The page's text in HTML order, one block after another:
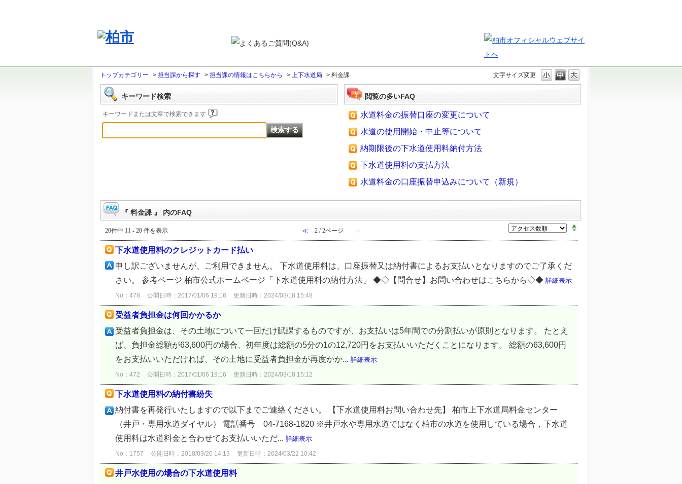
文字サイズ変更
トップカテゴリー > 担当課から探す > 担当課の情報はこちらから > 上下水道局 > 料金課
キーワード検索
キーワードまたは文章で検索できます
閲覧の多いFAQ
水道料金の振替口座の変更について
水道の使用開始・中止等について
納期限後の下水道使用料納付方法
下水道使用料の支払方法
水道料金の口座振替申込みについて（新規）
『 料金課 』 内のFAQ
20件中 11 - 20 件を表示 ≪ 2 / 2ページ ≫
下水道使用料のクレジットカード払い
申し訳ございませんが、ご利用できません。 下水道使用料は、口座振替又は納付書によるお支払いとなりますのでご了承くだ
さい。 参考ページ 柏市公式ホームページ「下水道使用料の納付方法」 ◆◇【問合せ】お問い合わせはこちらから◇◆ 詳細表示
No：478 公開日時：2017/01/06 19:16 更新日時：2024/03/18 15:48
受益者負担金は何回かかるか
受益者負担金は、その土地について一回だけ賦課するものですが、お支払いは5年間での分割払いが原則となります。 たとえ
ば、負担金総額が63,600円の場合、初年度は総額の5分の1の12,720円をお支払いいただくことになります。 総額の63,600円
をお支払いいただければ、その土地に受益者負担金が再度かか... 詳細表示
No：472 公開日時：2017/01/06 19:16 更新日時：2024/03/18 15:12
下水道使用料の納付書紛失
納付書を再発行いたしますので以下までご連絡ください。 【下水道使用料お問い合わせ先】 柏市上下水道局料金センター
（井戸・専用水道ダイヤル） 電話番号 04-7168-1820 ※井戸水や専用水道ではなく柏市の水道を使用している場合，下水道
使用料は水道料金と合わせてお支払いいただ... 詳細表示
No：1757 公開日時：2018/03/20 14:13 更新日時：2024/03/22 10:42
井戸水使用の場合の下水道使用料